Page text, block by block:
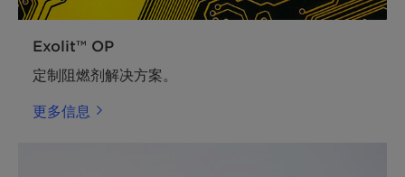
Exolit™ OP
定制阻燃剂解决方案。
更多信息